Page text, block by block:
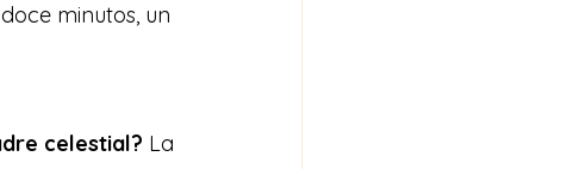
minutos, un
celestial? La